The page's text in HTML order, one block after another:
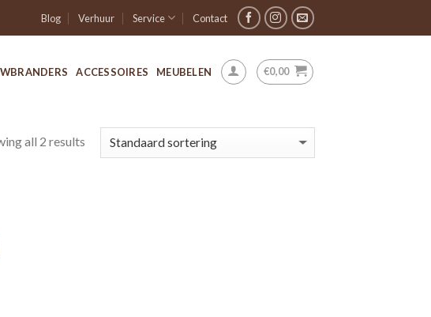
Blog Verhuur Service Contact
ACCESSOIRES MEUBELEN €0,00
all 2 results